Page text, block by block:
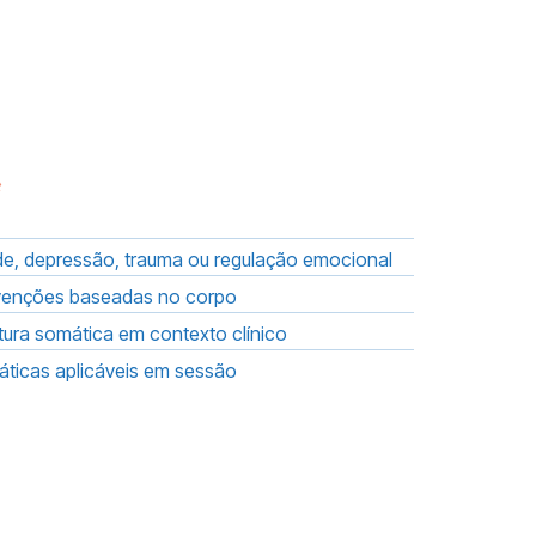
depressão, trauma ou regulação emocional
baseadas no corpo
somática em contexto clínico
aplicáveis em sessão